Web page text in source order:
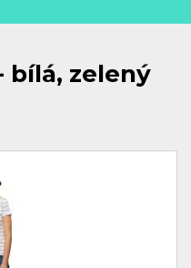
bílá, zelený